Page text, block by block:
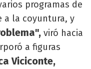
programas de
a la coyuntura, y
viró hacia
a figuras
Viciconte,